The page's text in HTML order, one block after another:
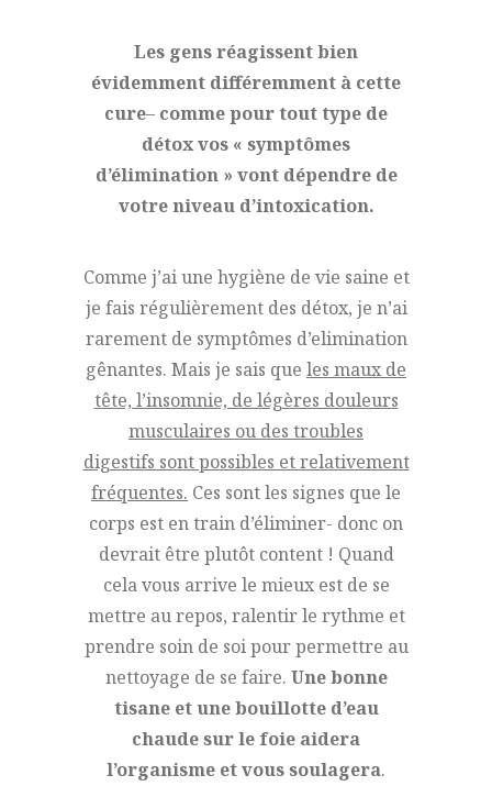
Les gens réagissent bien
évidemment différemment à cette
cure– comme pour tout type de
détox vos « symptômes
d’élimination » vont dépendre de
votre niveau d’intoxication.
Comme j’ai une hygiène de vie saine et
je fais régulièrement des détox, je n’ai
rarement de symptômes d’elimination
gênantes. Mais je sais que les maux de
tête, l’insomnie, de légères douleurs
musculaires ou des troubles
digestifs sont possibles et relativement
fréquentes. Ces sont les signes que le
corps est en train d’éliminer- donc on
devrait être plutôt content ! Quand
cela vous arrive le mieux est de se
mettre au repos, ralentir le rythme et
prendre soin de soi pour permettre au
nettoyage de se faire. Une bonne
tisane et une bouillotte d’eau
chaude sur le foie aidera
l’organisme et vous soulagera.